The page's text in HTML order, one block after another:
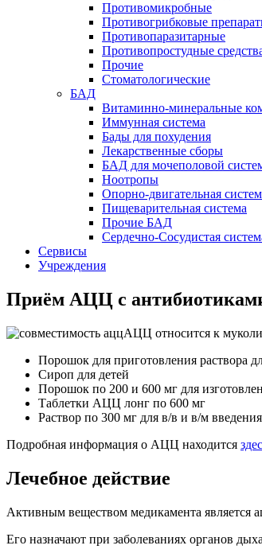
Противомикробные
Противогрибковые
Противопаразитарные
Противопростудные
Прочие
Стоматологические
БАД
Витаминно-минеральные
Иммунная система
Бады для похудения
Лекарственные сборы
БАД для мочеполовой
Ноотропы
Опорно-двигательная
Пищеварительная система
Прочие БАД
Сердечно-Сосудистая
Сервисы
Учреждения
Приём АЦЦ с
АЦЦ относится к
Порошок для приготовления раствора
Сироп для детей
Порошок по 200 и 600 мг для
Таблетки АЦЦ лонг по 600 мг
Раствор по 300 мг для в/в и в/м
Подробная информация о АЦЦ находится
Лечебное действие
Активным веществом медикамента является
Его назначают при заболеваниях органов